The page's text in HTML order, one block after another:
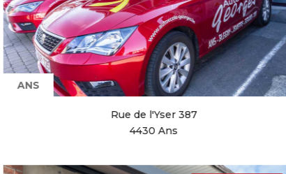
ANS
Rue de l'Yser 387
4430 Ans